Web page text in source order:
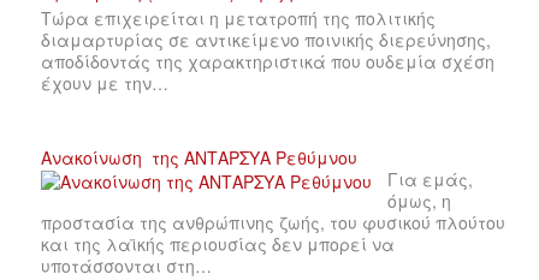
Τώρα επιχειρείται η μετατροπή της πολιτικής
διαμαρτυρίας σε αντικείμενο ποινικής διερεύνησης,
αποδίδοντάς της χαρακτηριστικά που ουδεμία σχέση
έχουν με την…
Ανακοίνωση της ΑΝΤΑΡΣΥΑ Ρεθύμνου
Για εμάς,
όμως, η
προστασία της ανθρώπινης ζωής, του φυσικού πλούτου
και της λαϊκής περιουσίας δεν μπορεί να
υποτάσσονται στη…